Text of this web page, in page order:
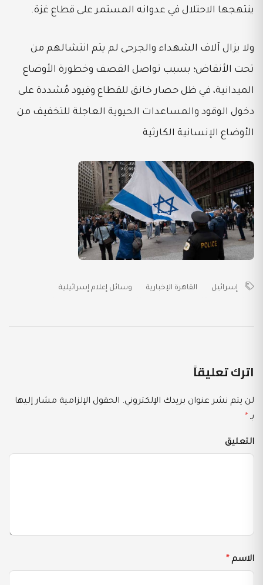
ينتهجها الاحتلال في عدوانه المستمر على قطاع غزة.
ولا يزال آلاف الشهداء والجرحى لم يتم انتشالهم من
تحت الأنقاض؛ بسبب تواصل القصف وخطورة الأوضاع
الميدانية، في ظل حصار خانق للقطاع وقيود مُشددة على
دخول الوقود والمساعدات الحيوية العاجلة للتخفيف من
الأوضاع الإنسانية الكارثية
إسرائيل القاهرة الإخبارية وسائل إعلام إسرائيلية
اترك تعليقاً
لن يتم نشر عنوان بريدك الإلكتروني. الحقول الإلزامية مشار إليها
بـ *
التعليق
الاسم *